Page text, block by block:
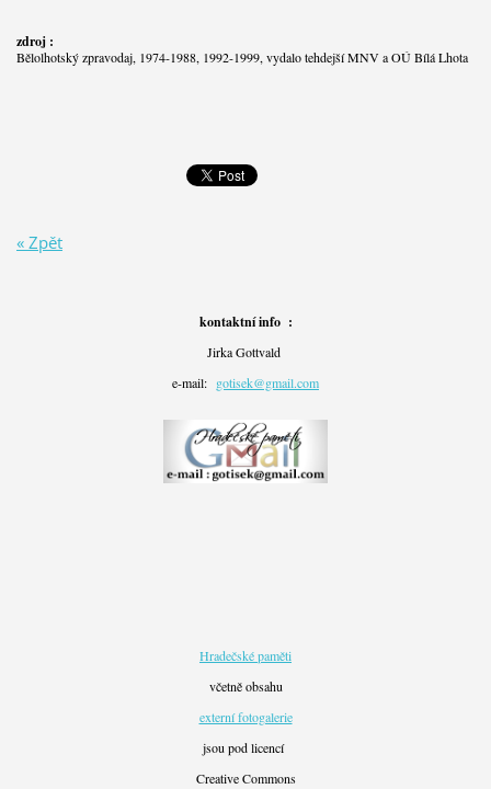
zdroj :
Bělolhotský zpravodaj, 1974-1988, 1992-1999, vydalo tehdejší MNV a OÚ Bílá Lhota
« Zpět
kontaktní info :
Jirka Gottvald
e-mail: gotisek@gmail.com
Hradečské paměti
včetně obsahu
externí fotogalerie
jsou pod licencí
Creative Commons